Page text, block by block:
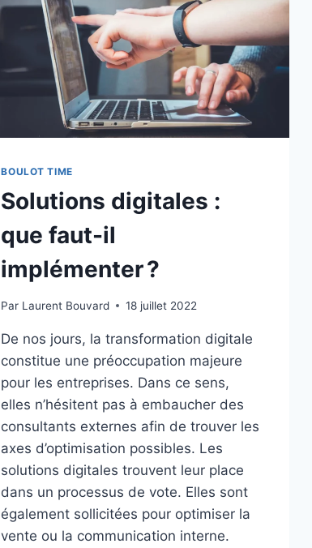
BOULOT TIME
Solutions digitales :
que faut-il
implémenter ?
Par Laurent Bouvard 18 juillet 2022
De nos jours, la transformation digitale
constitue une préoccupation majeure
pour les entreprises. Dans ce sens,
elles n’hésitent pas à embaucher des
consultants externes afin de trouver les
axes d’optimisation possibles. Les
solutions digitales trouvent leur place
dans un processus de vote. Elles sont
également sollicitées pour optimiser la
vente ou la communication interne.